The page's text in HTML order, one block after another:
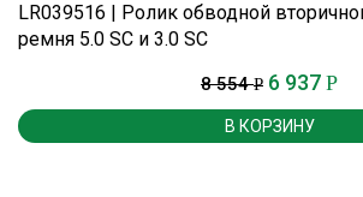
LR039516 | Ролик обводной
ремня 5.0 SC и 3.0 SC
8 554Р 6 937 Р
В КОРЗИНУ